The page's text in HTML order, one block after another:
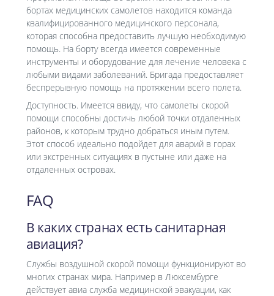
бортах медицинских самолетов находится команда
квалифицированного медицинского персонала,
которая способна предоставить лучшую необходимую
помощь. На борту всегда имеется современные
инструменты и оборудование для лечение человека с
любыми видами заболеваний. Бригада предоставляет
беспрерывную помощь на протяжении всего полета.
Доступность. Имеется ввиду, что самолеты скорой
помощи способны достичь любой точки отдаленных
районов, к которым трудно добраться иным путем.
Этот способ идеально подойдет для аварий в горах
или экстренных ситуациях в пустыне или даже на
отдаленных островах.
FAQ
В каких странах есть санитарная
авиация?
Службы воздушной скорой помощи функционируют во
многих странах мира. Например в Люксембурге
действует авиа служба медицинской эвакуации, как